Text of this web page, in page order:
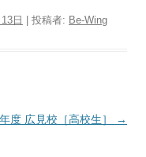
日 投稿者: Be-Wing
度 広見校［高校生］ →